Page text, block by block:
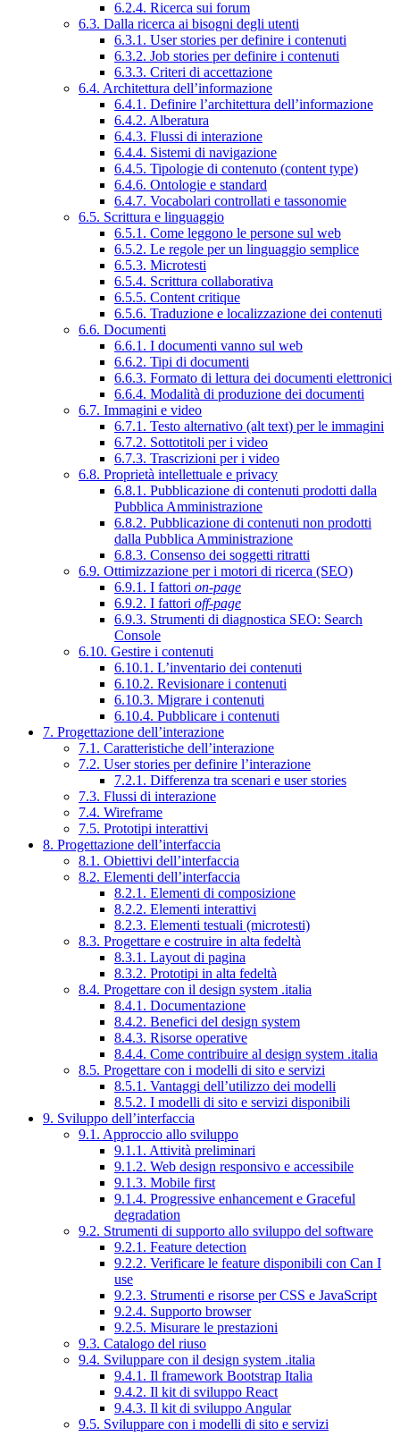
6.2.4. Ricerca sui forum
6.3. Dalla ricerca ai bisogni degli utenti
6.3.1. User stories per definire i contenuti
6.3.2. Job stories per definire i contenuti
6.3.3. Criteri di accettazione
6.4. Architettura dell’informazione
6.4.1. Definire l’architettura dell’informazione
6.4.2. Alberatura
6.4.3. Flussi di interazione
6.4.4. Sistemi di navigazione
6.4.5. Tipologie di contenuto (content type)
6.4.6. Ontologie e standard
6.4.7. Vocabolari controllati e tassonomie
6.5. Scrittura e linguaggio
6.5.1. Come leggono le persone sul web
6.5.2. Le regole per un linguaggio semplice
6.5.3. Microtesti
6.5.4. Scrittura collaborativa
6.5.5. Content critique
6.5.6. Traduzione e localizzazione dei contenuti
6.6. Documenti
6.6.1. I documenti vanno sul web
6.6.2. Tipi di documenti
6.6.3. Formato di lettura dei documenti elettronici
6.6.4. Modalità di produzione dei documenti
6.7. Immagini e video
6.7.1. Testo alternativo (alt text) per le immagini
6.7.2. Sottotitoli per i video
6.7.3. Trascrizioni per i video
6.8. Proprietà intellettuale e privacy
6.8.1. Pubblicazione di contenuti prodotti dalla
Pubblica Amministrazione
6.8.2. Pubblicazione di contenuti non prodotti
dalla Pubblica Amministrazione
6.8.3. Consenso dei soggetti ritratti
6.9. Ottimizzazione per i motori di ricerca (SEO)
6.9.1. I fattori on-page
6.9.2. I fattori off-page
6.9.3. Strumenti di diagnostica SEO: Search
Console
6.10. Gestire i contenuti
6.10.1. L’inventario dei contenuti
6.10.2. Revisionare i contenuti
6.10.3. Migrare i contenuti
6.10.4. Pubblicare i contenuti
7. Progettazione dell’interazione
7.1. Caratteristiche dell’interazione
7.2. User stories per definire l’interazione
7.2.1. Differenza tra scenari e user stories
7.3. Flussi di interazione
7.4. Wireframe
7.5. Prototipi interattivi
8. Progettazione dell’interfaccia
8.1. Obiettivi dell’interfaccia
8.2. Elementi dell’interfaccia
8.2.1. Elementi di composizione
8.2.2. Elementi interattivi
8.2.3. Elementi testuali (microtesti)
8.3. Progettare e costruire in alta fedeltà
8.3.1. Layout di pagina
8.3.2. Prototipi in alta fedeltà
8.4. Progettare con il design system .italia
8.4.1. Documentazione
8.4.2. Benefici del design system
8.4.3. Risorse operative
8.4.4. Come contribuire al design system .italia
8.5. Progettare con i modelli di sito e servizi
8.5.1. Vantaggi dell’utilizzo dei modelli
8.5.2. I modelli di sito e servizi disponibili
9. Sviluppo dell’interfaccia
9.1. Approccio allo sviluppo
9.1.1. Attività preliminari
9.1.2. Web design responsivo e accessibile
9.1.3. Mobile first
9.1.4. Progressive enhancement e Graceful
degradation
9.2. Strumenti di supporto allo sviluppo del software
9.2.1. Feature detection
9.2.2. Verificare le feature disponibili con Can I
use
9.2.3. Strumenti e risorse per CSS e JavaScript
9.2.4. Supporto browser
9.2.5. Misurare le prestazioni
9.3. Catalogo del riuso
9.4. Sviluppare con il design system .italia
9.4.1. Il framework Bootstrap Italia
9.4.2. Il kit di sviluppo React
9.4.3. Il kit di sviluppo Angular
9.5. Sviluppare con i modelli di sito e servizi